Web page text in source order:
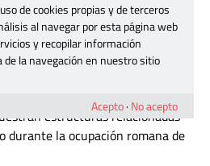
y continúa su expansión
arqueológicos encontrados
estructuras relacionadas
durante la ocupación romana de
de cookies propias y de terceros
al navegar por esta página web
y recopilar información
la navegación en nuestro sitio
Acepto· No acepto